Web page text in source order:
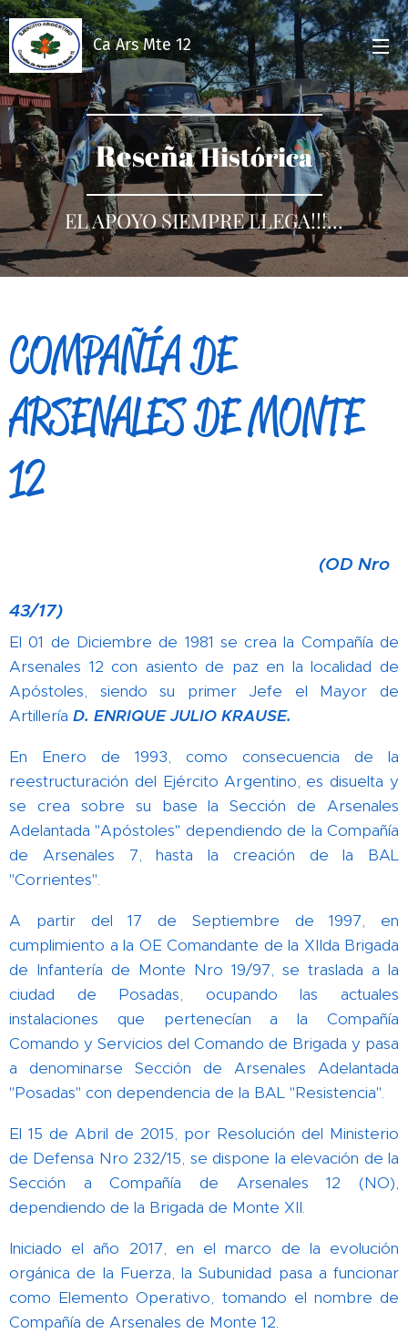
Ca Ars Mte 12
ReseñaHistórica
EL APOYO SIEMPRE LLEGA!!!...
COMPAÑÍA DE
ARSENALES DE MONTE
12
(OD Nro
43/17)
El 01 de Diciembre de 1981 se crea la Compañía de
Arsenales 12 con asiento de paz en la localidad de
Apóstoles, siendo su primer Jefe el Mayor de
Artillería D. ENRIQUE JULIO KRAUSE.
En Enero de 1993, como consecuencia de la
reestructuración del Ejército Argentino, es disuelta y
se crea sobre su base la Sección de Arsenales
Adelantada "Apóstoles" dependiendo de la Compañía
de Arsenales 7, hasta la creación de la BAL
"Corrientes".
A partir del 17 de Septiembre de 1997, en
cumplimiento a la OE Comandante de la XIIda Brigada
de Infantería de Monte Nro 19/97, se traslada a la
ciudad de Posadas, ocupando las actuales
instalaciones que pertenecían a la Compañía
Comando y Servicios del Comando de Brigada y pasa
a denominarse Sección de Arsenales Adelantada
"Posadas" con dependencia de la BAL "Resistencia".
El 15 de Abril de 2015, por Resolución del Ministerio
de Defensa Nro 232/15, se dispone la elevación de la
Sección a Compañía de Arsenales 12 (NO),
dependiendo de la Brigada de Monte XII.
Iniciado el año 2017, en el marco de la evolución
orgánica de la Fuerza, la Subunidad pasa a funcionar
como Elemento Operativo, tomando el nombre de
Compañía de Arsenales de Monte 12.